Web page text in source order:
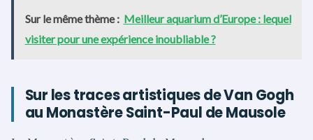
Sur le même thème : Meilleur aquarium d’Europe : lequel
visiter pour une expérience inoubliable ?
Sur les traces artistiques de Van Gogh
au Monastère Saint-Paul de Mausole